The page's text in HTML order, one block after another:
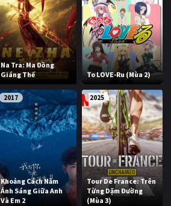
Na Tra: Ma Đồng
Giáng Thế
To LOVE-Ru (Mùa 2)
2017
Khoảng Cách Năm
Ánh Sáng Giữa Anh
Và Em 2
2025
Tour De France: Trên
Từng Dặm Đường
(Mùa 3)